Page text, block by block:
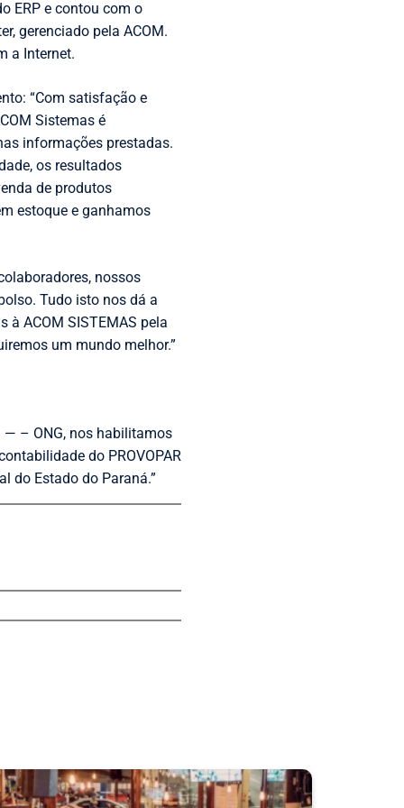
ERP e contou com o
gerenciado pela ACOM.
a Internet.
“Com satisfação e
Sistemas é
informações prestadas.
os resultados
de produtos
estoque e ganhamos
nossos
Tudo isto nos dá a
ACOM SISTEMAS pela
um mundo melhor.”
— – ONG, nos habilitamos
do PROVOPAR
do Estado do Paraná.”